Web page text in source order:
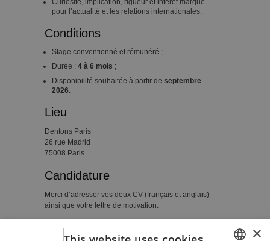
pour l’actualité et les relations internationales.
Conditions
Stage conventionné et rémunéré ;
Durée : 4 à 6 mois ;
Disponibilité souhaitée à partir de septembre
2026
Lieu
Dentons Paris
26 rue Madrid
75008 Paris
Candidature
Merci d’adresser vos deux CV (français et anglais)
ainsi que votre lettre de motivation.
×